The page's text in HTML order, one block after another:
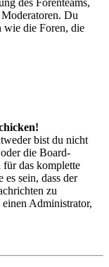
des Forenteams,
Du
wie die Foren, die
bist du nicht
die Board-
das komplette
es sein, dass der
zu
Administrator,